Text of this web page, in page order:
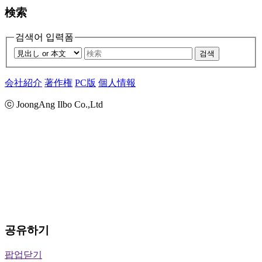
検索
검색어 입력폼
검색
会社紹介 著作権 PC版 個人情報
ⓒ JoongAng Ilbo Co.,Ltd
공유하기
팝업닫기